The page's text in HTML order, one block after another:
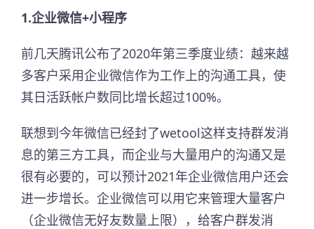
1.企业微信+小程序
前几天腾讯公布了2020年第三季度业绩：越来越
多客户采用企业微信作为工作上的沟通工具，使
其日活跃帐户数同比增长超过100%。
联想到今年微信已经封了wetool这样支持群发消
息的第三方工具，而企业与大量用户的沟通又是
很有必要的，可以预计2021年企业微信用户还会
进一步增长。企业微信可以用它来管理大量客户
（企业微信无好友数量上限），给客户群发消